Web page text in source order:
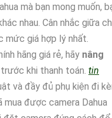
mà bạn mong muốn,
nhau. Cân nhắc giữa
mức giá hợp lý nhất.
hãng giá rẻ, hãy nâng
khi thanh toán. tin
và đầy đủ phụ kiện đi
mua được camera Dahua